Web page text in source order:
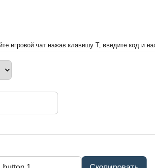
игровой чат нажав клавишу T, введите код и